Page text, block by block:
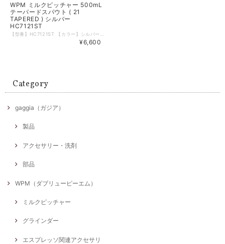
WPM ミルクピッチャー 500mL
テーパードスパウト ( 21
TAPERED ) シルバー
HC7121ST
¥6,600
Category
gaggia（ガジア）
製品
アクセサリー・洗剤
部品
WPM（ダブリューピーエム）
ミルクピッチャー
グラインダー
エスプレッソ関連アクセサリ